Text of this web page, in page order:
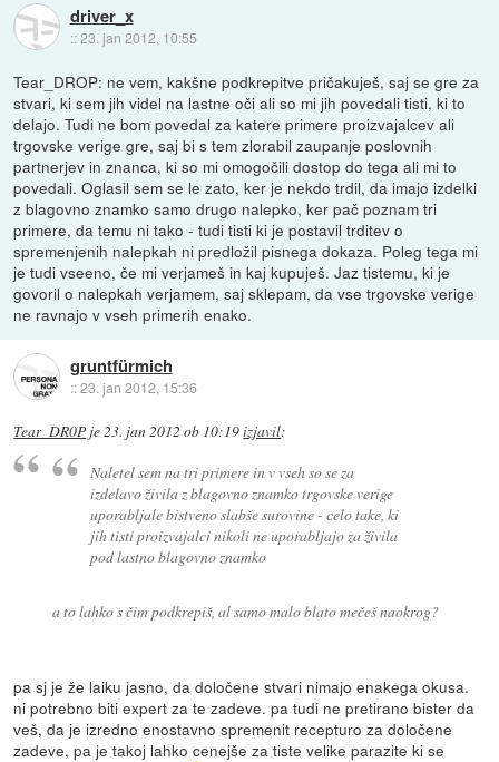
driver_x
::23. jan 2012, 10:55
Tear_DROP: ne vem, kakšne podkrepitve pričakuješ, saj se gre za
stvari, ki sem jih videl na lastne oči ali so mi jih povedali tisti, ki to
delajo. Tudi ne bom povedal za katere primere proizvajalcev ali
trgovske verige gre, saj bi s tem zlorabil zaupanje poslovnih
partnerjev in znanca, ki so mi omogočili dostop do tega ali mi to
povedali. Oglasil sem se le zato, ker je nekdo trdil, da imajo izdelki
z blagovno znamko samo drugo nalepko, ker pač poznam tri
primere, da temu ni tako - tudi tisti ki je postavil trditev o
spremenjenih nalepkah ni predložil pisnega dokaza. Poleg tega mi
je tudi vseeno, če mi verjameš in kaj kupuješ. Jaz tistemu, ki je
govoril o nalepkah verjamem, saj sklepam, da vse trgovske verige
ne ravnajo v vseh primerih enako.
gruntfürmich
::23. jan 2012, 15:36
Tear_DR0P je23. jan 2012 ob 10:19izjavil:
Naletel sem na tri primere in v vseh so se za
izdelavo živila z blagovno znamko trgovske verige
uporabljale bistveno slabše surovine - celo take, ki
jih tisti proizvajalci nikoli ne uporabljajo za živila
pod lastno blagovno znamko
a to lahko s čim podkrepiš, al samo malo blato mečeš naokrog?
pa sj je že laiku jasno, da določene stvari nimajo enakega okusa.
ni potrebno biti expert za te zadeve. pa tudi ne pretirano bister da
veš, da je izredno enostavno spremenit recepturo za določene
zadeve, pa je takoj lahko cenejše za tiste velike parazite ki se